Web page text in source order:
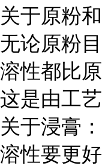
关于原粉
无论原粉
溶性都比
这是由工艺
关于浸膏
溶性要更